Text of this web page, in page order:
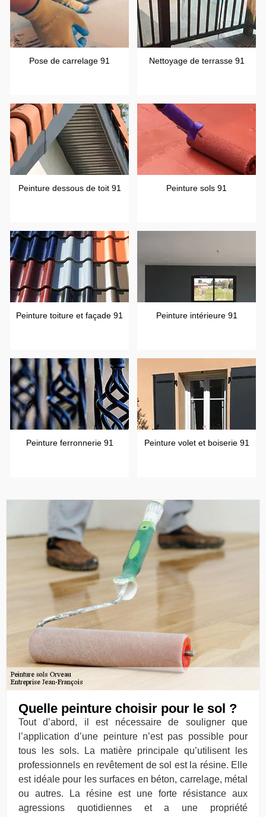
Pose de carrelage 91 Nettoyage de terrasse 91
Peinture dessous de toit 91 Peinture sols 91
Peinture toiture et façade 91 Peinture intérieure 91
Peinture ferronnerie 91 Peinture volet et boiserie 91
Quelle peinture choisir pour le sol ?
Tout d’abord, il est nécessaire de souligner que
l’application d’une peinture n’est pas possible pour
tous les sols. La matière principale qu’utilisent les
professionnels en revêtement de sol est la résine. Elle
est idéale pour les surfaces en béton, carrelage, métal
ou autres. La résine est une forte résistance aux
agressions quotidiennes et a une propriété